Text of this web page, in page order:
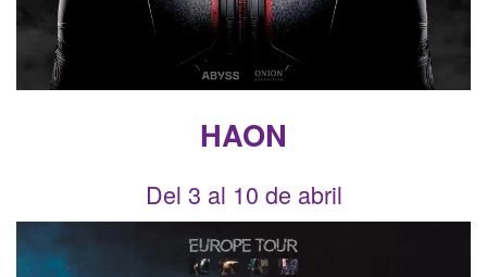
HAON
Del 3 al 10 de abril